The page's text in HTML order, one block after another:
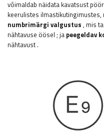
võimaldab näidata kavatsust
keerulistes ilmastikutingimustes,
numbrimärgi valgustus , mis
nähtavuse öösel ; ja peegeldav
nähtavust.